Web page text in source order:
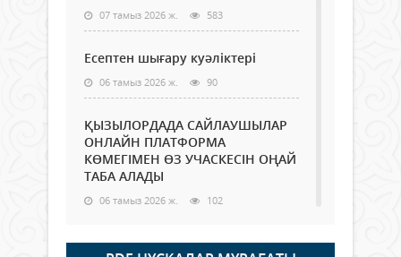
07 тамыз 2026 ж. 583
Есептен шығару куәліктері
06 тамыз 2026 ж. 90
ҚЫЗЫЛОРДАДА САЙЛАУШЫЛАР
ОНЛАЙН ПЛАТФОРМА
КӨМЕГІМЕН ӨЗ УЧАСКЕСІН ОҢАЙ
ТАБА АЛАДЫ
06 тамыз 2026 ж. 102
Open Air: Қызылорда облысы